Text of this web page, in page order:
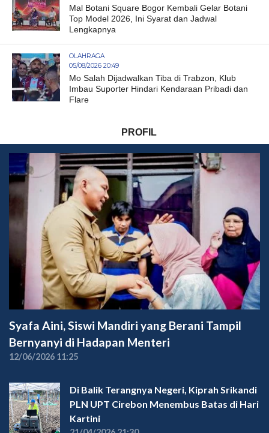
Mal Botani Square Bogor Kembali Gelar Botani
Top Model 2026, Ini Syarat dan Jadwal
Lengkapnya
OLAHRAGA
05/08/2026 20:49
Mo Salah Dijadwalkan Tiba di Trabzon, Klub
Imbau Suporter Hindari Kendaraan Pribadi dan
Flare
PROFIL
Syafa Aini, Siswi Mandiri yang Berani Tampil
Bernyanyi di Hadapan Menteri
12/06/2026 11:25
Di Balik Terangnya Negeri, Kiprah Srikandi
PLN UPT Cirebon Menembus Batas di Hari
Kartini